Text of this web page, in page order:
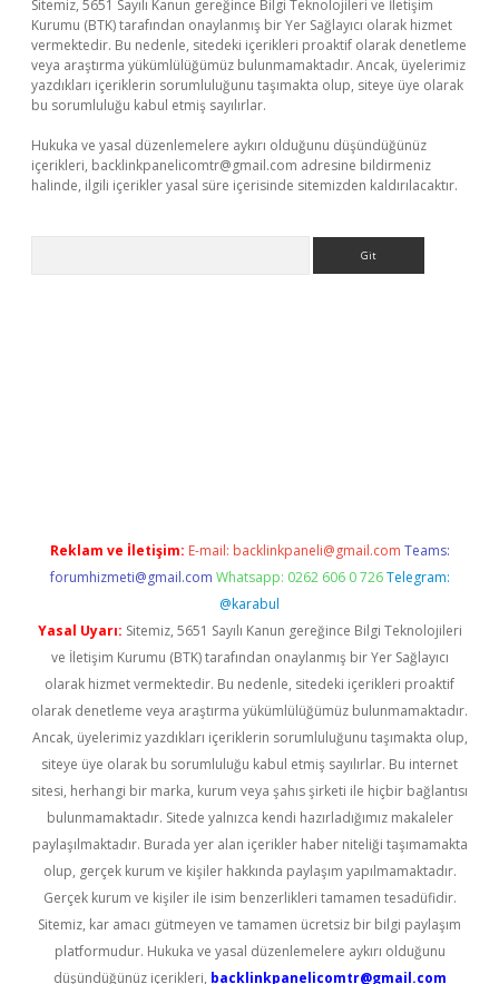
Sitemiz, 5651 Sayılı Kanun gereğince Bilgi Teknolojileri ve İletişim
Kurumu (BTK) tarafından onaylanmış bir Yer Sağlayıcı olarak hizmet
vermektedir. Bu nedenle, sitedeki içerikleri proaktif olarak denetleme
veya araştırma yükümlülüğümüz bulunmamaktadır. Ancak, üyelerimiz
yazdıkları içeriklerin sorumluluğunu taşımakta olup, siteye üye olarak
bu sorumluluğu kabul etmiş sayılırlar.
Hukuka ve yasal düzenlemelere aykırı olduğunu düşündüğünüz
içerikleri, backlinkpanelicomtr@gmail.com adresine bildirmeniz
halinde, ilgili içerikler yasal süre içerisinde sitemizden kaldırılacaktır.
Reklam ve İletişim: E-mail: backlinkpaneli@gmail.com Teams:
forumhizmeti@gmail.com Whatsapp: 0262 606 0 726 Telegram:
@karabul
Yasal Uyarı: Sitemiz, 5651 Sayılı Kanun gereğince Bilgi Teknolojileri
ve İletişim Kurumu (BTK) tarafından onaylanmış bir Yer Sağlayıcı
olarak hizmet vermektedir. Bu nedenle, sitedeki içerikleri proaktif
olarak denetleme veya araştırma yükümlülüğümüz bulunmamaktadır.
Ancak, üyelerimiz yazdıkları içeriklerin sorumluluğunu taşımakta olup,
siteye üye olarak bu sorumluluğu kabul etmiş sayılırlar. Bu internet
sitesi, herhangi bir marka, kurum veya şahıs şirketi ile hiçbir bağlantısı
bulunmamaktadır. Sitede yalnızca kendi hazırladığımız makaleler
paylaşılmaktadır. Burada yer alan içerikler haber niteliği taşımamakta
olup, gerçek kurum ve kişiler hakkında paylaşım yapılmamaktadır.
Gerçek kurum ve kişiler ile isim benzerlikleri tamamen tesadüfidir.
Sitemiz, kar amacı gütmeyen ve tamamen ücretsiz bir bilgi paylaşım
platformudur. Hukuka ve yasal düzenlemelere aykırı olduğunu
düşündüğünüz içerikleri, backlinkpanelicomtr@gmail.com